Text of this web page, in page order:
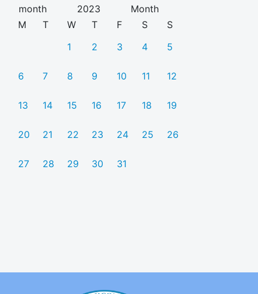
2023
M
T W T F S
S
1
2 3 4 5
6 7 8 9 10 11 12
13 14 15 16 17 18 19
20 21 22 23 24 25 26
27 28 29 30 31